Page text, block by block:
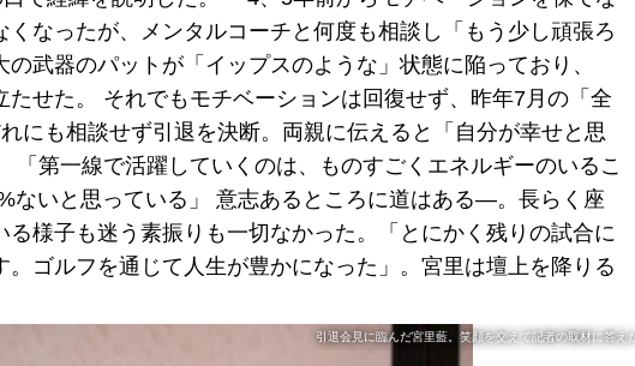
なったが、メンタルコーチと何度も相談し「もう少し頑張ろ
武器のパットが「イップスのような」状態に陥っており、
たせた。 それでもモチベーションは回復せず、昨年7月の「全
にも相談せず引退を決断。両親に伝えると「自分が幸せと思
「第一線で活躍していくのは、ものすごくエネルギーのいるこ
ないと思っている」 意志あるところに道はある―。長らく座
様子も迷う素振りも一切なかった。「とにかく残りの試合に
ゴルフを通じて人生が豊かになった」。宮里は壇上を降りる
引退会見に臨んだ宮里藍。笑顔を交えて記者の取材に答えた